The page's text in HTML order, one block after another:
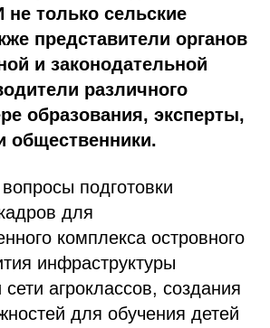
не только сельские
представители органов
и законодательной
различного
образования, эксперты,
общественники.
подготовки
для
комплекса островного
инфраструктуры
агроклассов, создания
для обучения детей